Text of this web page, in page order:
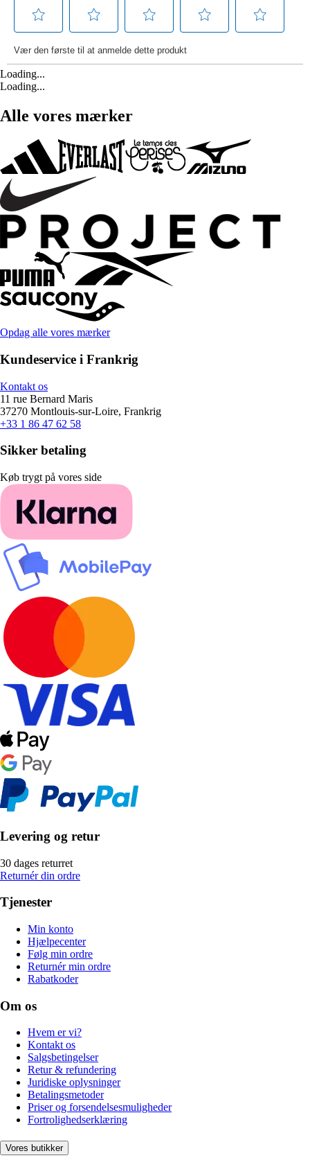
Loading...
Loading...
Alle vores mærker
Opdag alle vores mærker
Kundeservice i Frankrig
Kontakt os
11 rue Bernard Maris
37270 Montlouis-sur-Loire, Frankrig
+33 1 86 47 62 58
Sikker betaling
Køb trygt på vores side
Levering og retur
30 dages returret
Returnér din ordre
Tjenester
Min konto
Hjælpecenter
Følg min ordre
Returnér min ordre
Rabatkoder
Om os
Hvem er vi?
Kontakt os
Salgsbetingelser
Retur & refundering
Juridiske oplysninger
Betalingsmetoder
Priser og forsendelsesmuligheder
Fortrolighedserklæring
Vores butikker